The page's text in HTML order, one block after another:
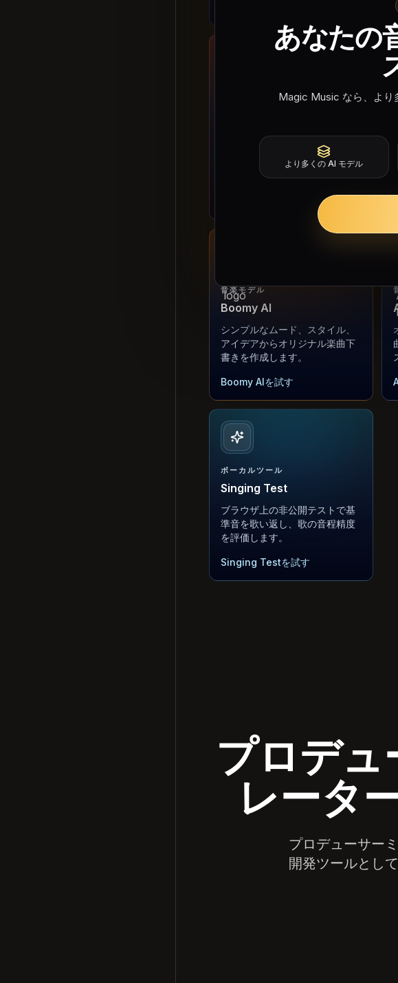
ロイヤリティフリーの音楽方
向、ループ、ステム、クリエイ
ター向けトラック案を生成しま
音楽モデル
Boomy AI
シンプルなムード、スタイル、
アイデアからオリジナル楽曲下
書きを作成します。
Boomy AIを試す
ボーカルツール
Singing Test
ブラウザ上の非公開テストで基
準音を歌い返し、歌の音程精度
を評価します。
Singing Testを試す
プロデ
レータ
プロデューサー
開発ツールとし
あなたの
Magic Music なら、より
より多くの AI モデル